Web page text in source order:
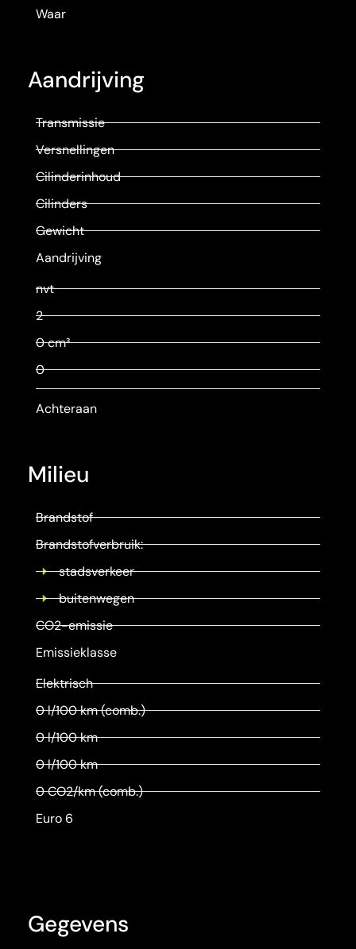
Waar
Aandrijving
Transmissie
Versnellingen
Cilinderinhoud
Cilinders
Gewicht
Aandrijving
nvt
2
0 cm³
0
Achteraan
Milieu
Brandstof
Brandstofverbruik:
stadsverkeer
buitenwegen
CO2-emissie
Emissieklasse
Elektrisch
0 l/100 km (comb.)
0 l/100 km
0 l/100 km
0 CO2/km (comb.)
Euro 6
Gegevens